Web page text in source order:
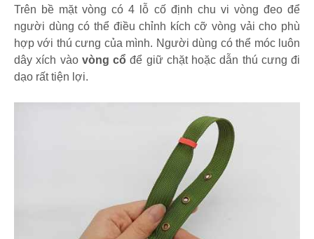
Trên bề mặt vòng có 4 lỗ cố định chu vi vòng đeo để
người dùng có thể điều chỉnh kích cỡ vòng vải cho phù
hợp với thú cưng của mình. Người dùng có thể móc luôn
dây xích vào vòng cổ để giữ chặt hoặc dẫn thú cưng đi
dạo rất tiện lợi.